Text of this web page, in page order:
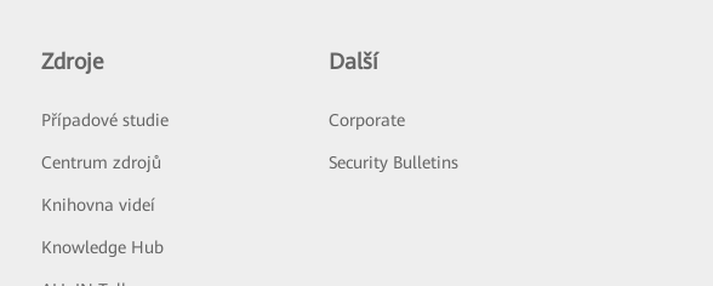
Zdroje
Případové studie
Centrum zdrojů
Knihovna videí
Knowledge Hub
Další
Corporate
Security Bulletins